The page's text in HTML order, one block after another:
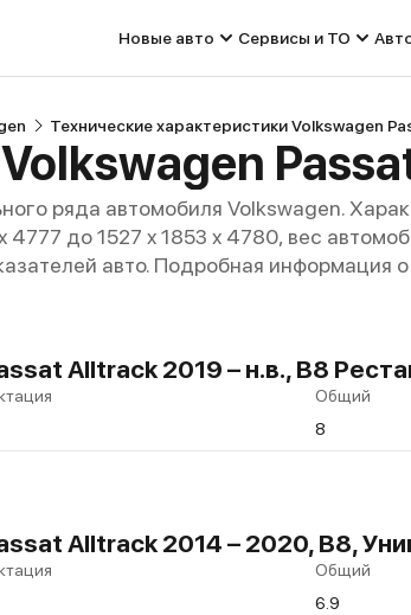
Новые авто Сервисы и ТО
Технические характеристики Volkswagen
ряда автомобиля Volkswagen.
4777 до 1527 x 1853 x 4780, вес
авто. Подробная информация
Alltrack 2019 – н.в., B8
Общий
8
Alltrack 2014 – 2020, B8,
Общий
6.9